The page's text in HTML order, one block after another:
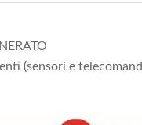
(sensori e